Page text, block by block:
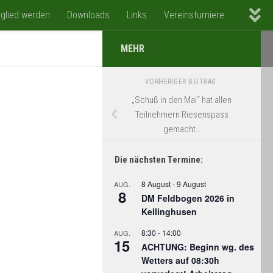
werden Downloads Links Vereinsturniere
MEHR
VORHERIGER BEITRAG
„Schuß in den Mai“ hat allen
Teilnehmern Riesenspass
gemacht…
Die nächsten Termine:
AUG.
8
8 August-9 August
DM Feldbogen 2026 in
Kellinghusen
AUG.
15
8:30 - 14:00
ACHTUNG: Beginn wg. des
Wetters auf 08:30h